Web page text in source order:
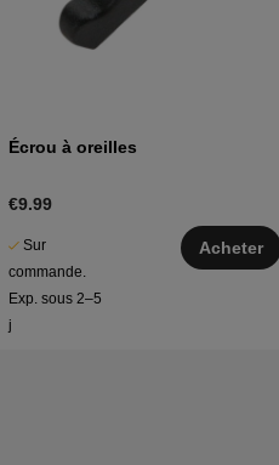
Écrou à oreilles
€9.99
Sur
commande.
Exp. sous 2–5
j
Acheter